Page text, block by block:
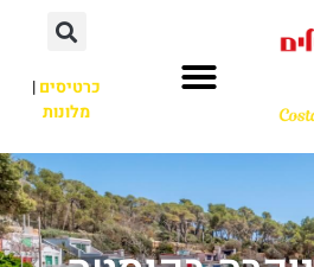
כרטיסים|
מלונות